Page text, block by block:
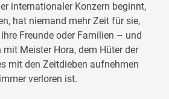
internationaler Konzern beginnt,
hat niemand mehr Zeit für sie,
Freunde oder Familien – und
Meister Hora, dem Hüter der
mit den Zeitdieben aufnehmen
verloren ist.